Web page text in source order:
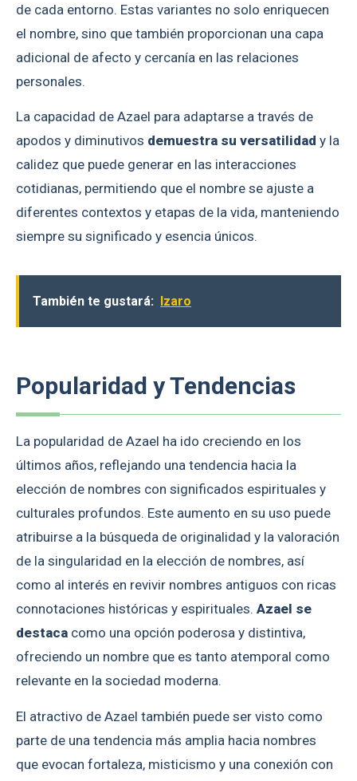
de cada entorno. Estas variantes no solo enriquecen
el nombre, sino que también proporcionan una capa
adicional de afecto y cercanía en las relaciones
personales.
La capacidad de Azael para adaptarse a través de
apodos y diminutivos demuestra su versatilidad y la
calidez que puede generar en las interacciones
cotidianas, permitiendo que el nombre se ajuste a
diferentes contextos y etapas de la vida, manteniendo
siempre su significado y esencia únicos.
También te gustará: Izaro
Popularidad y Tendencias
La popularidad de Azael ha ido creciendo en los
últimos años, reflejando una tendencia hacia la
elección de nombres con significados espirituales y
culturales profundos. Este aumento en su uso puede
atribuirse a la búsqueda de originalidad y la valoración
de la singularidad en la elección de nombres, así
como al interés en revivir nombres antiguos con ricas
connotaciones históricas y espirituales. Azael se
destaca como una opción poderosa y distintiva,
ofreciendo un nombre que es tanto atemporal como
relevante en la sociedad moderna.
El atractivo de Azael también puede ser visto como
parte de una tendencia más amplia hacia nombres
que evocan fortaleza, misticismo y una conexión con